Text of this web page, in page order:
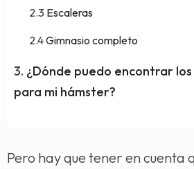
Escaleras
Gimnasio completo
¿Dónde puedo encontrar
para mi hámster?
Pero hay que tener en cuenta